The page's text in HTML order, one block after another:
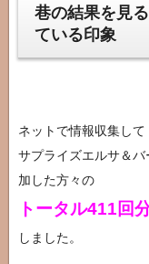
巷の結果を見
ている印象
ネットで情報収集して
サプライズエルサ＆
加した方々の
トータル411回
しました。